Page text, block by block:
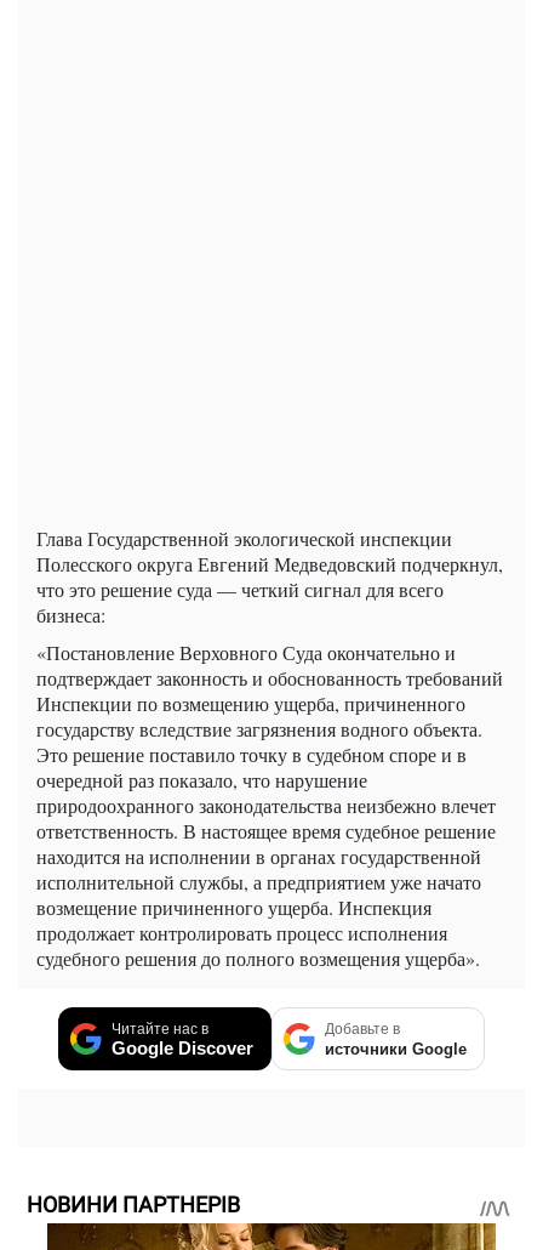
Глава Государственной экологической инспекции
Полесского округа Евгений Медведовский подчеркнул,
что это решение суда — четкий сигнал для всего
бизнеса:
«Постановление Верховного Суда окончательно и
подтверждает законность и обоснованность требований
Инспекции по возмещению ущерба, причиненного
государству вследствие загрязнения водного объекта.
Это решение поставило точку в судебном споре и в
очередной раз показало, что нарушение
природоохранного законодательства неизбежно влечет
ответственность. В настоящее время судебное решение
находится на исполнении в органах государственной
исполнительной службы, а предприятием уже начато
возмещение причиненного ущерба. Инспекция
продолжает контролировать процесс исполнения
судебного решения до полного возмещения ущерба».
Читайте нас в
Google Discover
Добавьте в
источники Google
НОВИНИ ПАРТНЕРІВ